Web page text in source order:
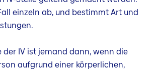
einzeln ab, und bestimmt Art und
der IV ist jemand dann, wenn die
aufgrund einer körperlichen,